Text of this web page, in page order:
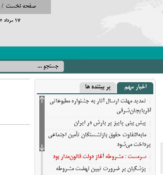
صفحه نخست /
17 مرداد 1405
اخبار مهم پر بیننده ها
تمدید مهلت ارسال آثار به جشنواره مطبوعاتی
آذربایجان‌شرقی
پیش‌ بینی پاییز پر بارش در ایران
مابه‌التفاوت حقوق بازنشستگان تأمین اجتماعی
پرداخت می‌شود
سرمست : مشروطه آغاز دولت قانون‌مدار بود
پزشکیان بر ضرورت تبیین نهضت مشروطه